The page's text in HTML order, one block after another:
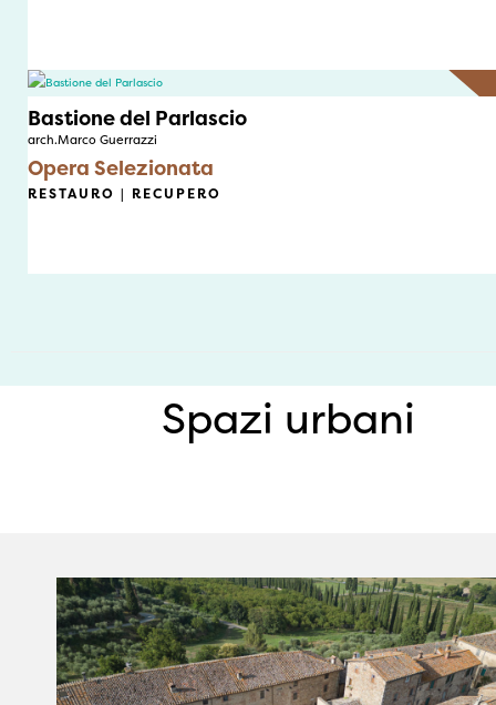
Bastione del Parlascio
arch.Marco Guerrazzi
Opera Selezionata
RESTAURO | RECUPERO
Spazi urbani